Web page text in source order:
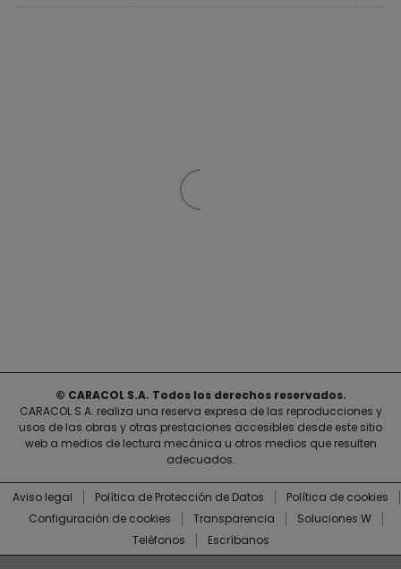
© CARACOL S.A. Todos los derechos reservados.
CARACOL S.A. realiza una reserva expresa de las reproducciones y
usos de las obras y otras prestaciones accesibles desde este sitio
web a medios de lectura mecánica u otros medios que resulten
adecuados.
Aviso legal Política de Protección de Datos
Política de cookies
Configuración de cookies
Transparencia
Soluciones W
Teléfonos
Escríbanos